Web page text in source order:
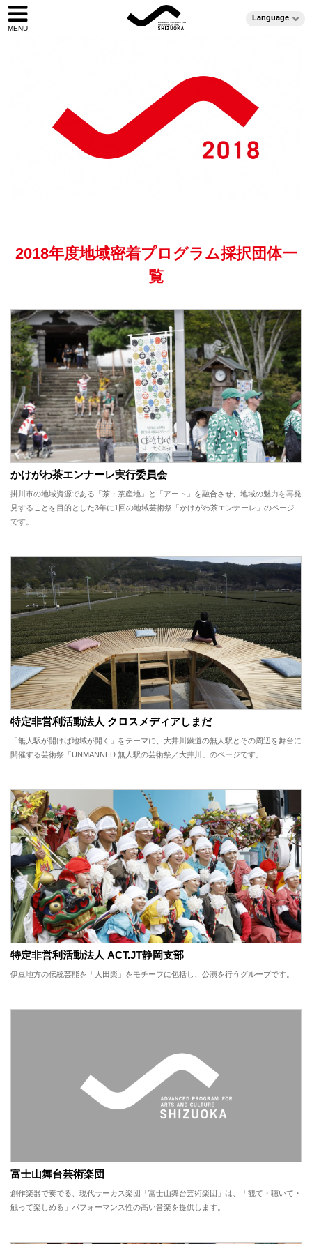
Language
2018年度地域密着プログラム採択団体一
覧
かけがわ茶エンナーレ実行委員会
掛川市の地域資源である「茶・茶産地」と「アート」を融合させ、地域の魅力を再発
見することを目的とした3年に1回の地域芸術祭「かけがわ茶エンナーレ」のページ
です。
特定非営利活動法人 クロスメディアしまだ
「無人駅が開けば地域が開く」をテーマに、大井川鐵道の無人駅とその周辺を舞台に
開催する芸術祭「UNMANNED 無人駅の芸術祭／大井川」のページです。
特定非営利活動法人 ACT.JT静岡支部
伊豆地方の伝統芸能を「大田楽」をモチーフに包括し、公演を行うグループです。
富士山舞台芸術楽団
創作楽器で奏でる、現代サーカス楽団「富士山舞台芸術楽団」は、「観て・聴いて・
触って楽しめる」パフォーマンス性の高い音楽を提供します。